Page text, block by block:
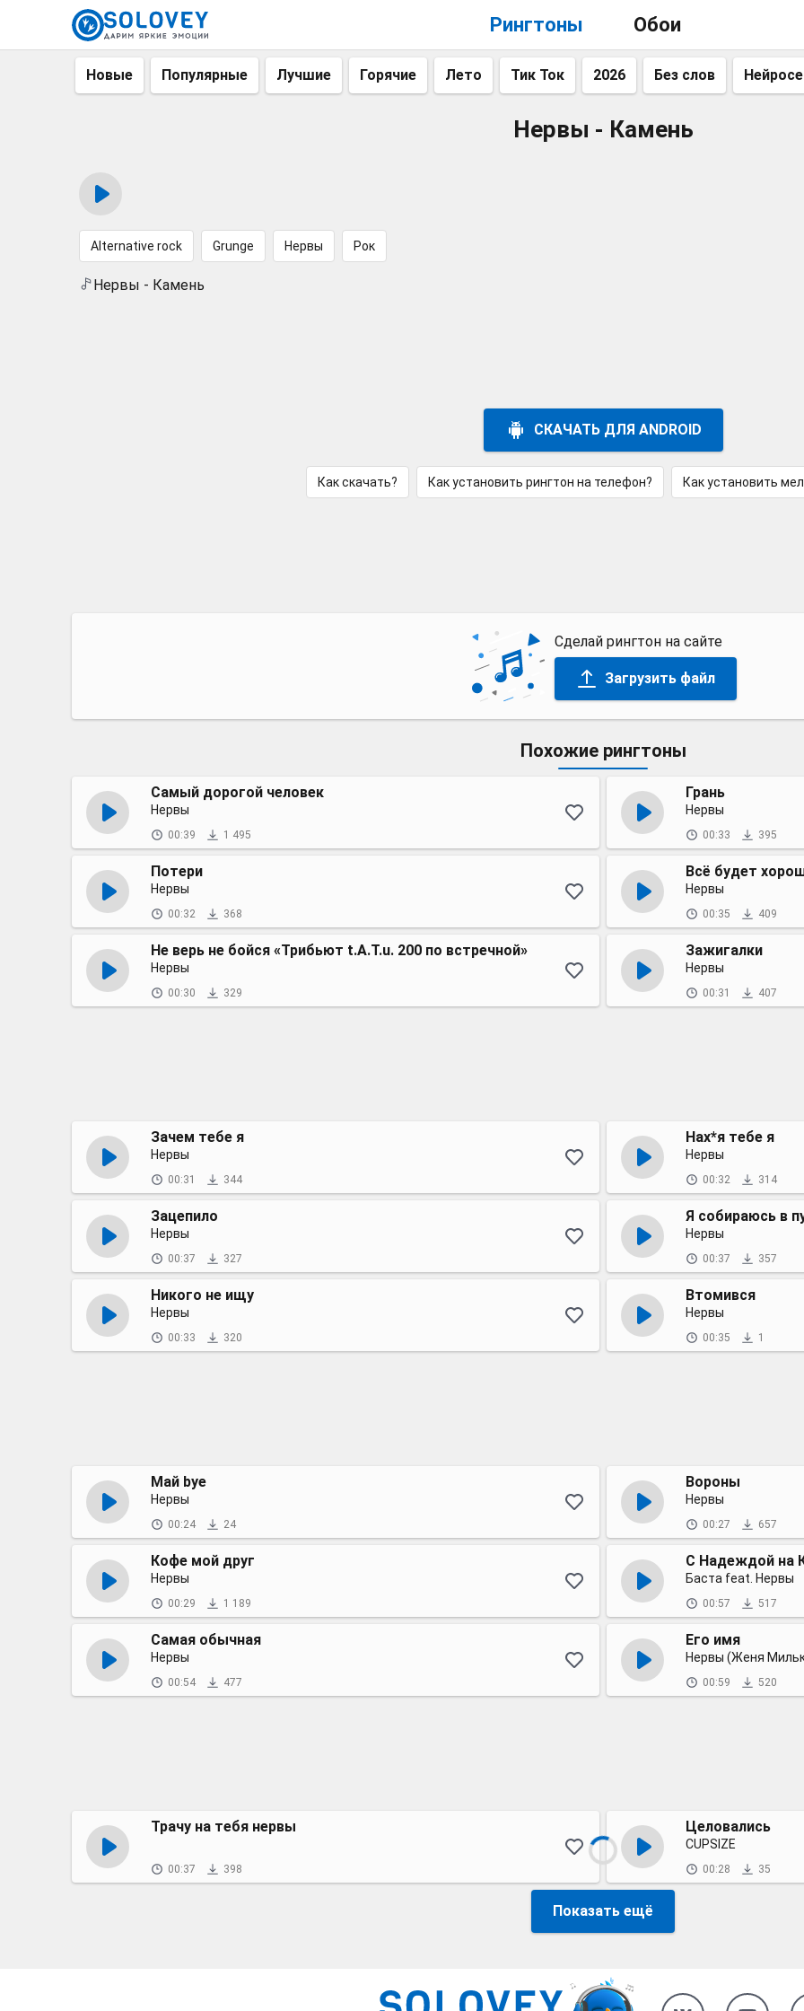
Рингтоны Обои
Новые Популярные Лучшие Горячие Лето Тик Ток 2026 Без слов
Нервы - Камень
Alternative rock Grunge Нервы Рок
Нервы - Камень
СКАЧАТЬ ДЛЯ ANDROID
Как скачать? Как установить рингтон на телефон? Как установить
Сделай рингтон на сайте
Загрузить файл
Похожие рингтоны
Самый дорогой человек
Нервы
00:39 1 495
Грань
Нервы
00:33 395
Потери
Нервы
00:32 368
Всё будет
Нервы
00:35 409
Не верь не бойся «Трибьют t.A.T.u. 200 по встречной»
Нервы
00:30 329
Зажигалки
Нервы
00:31 407
Зачем тебе я
Нервы
00:31 344
Нах*я тебе я
Нервы
00:32 314
Зацепило
Нервы
00:37 327
Я собираюсь в
Нервы
00:37 357
Никого не ищу
Нервы
00:33 320
Втомився
Нервы
00:35 1
Май bye
Нервы
00:24 24
Вороны
Нервы
00:27 657
Кофе мой друг
Нервы
00:29 1 189
С Надеждой на
Баста feat. Нервы
00:57 517
Самая обычная
Нервы
00:54 477
Его имя
Нервы (Женя
00:59 520
Трачу на тебя нервы
00:37 398
Целовались
CUPSIZE
00:28 35
Показать ещё